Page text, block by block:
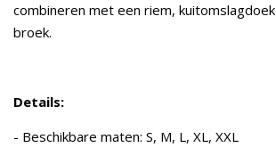
combineren met een riem,
broek.
Details:
- Beschikbare maten: S, M, L, XL, XXL